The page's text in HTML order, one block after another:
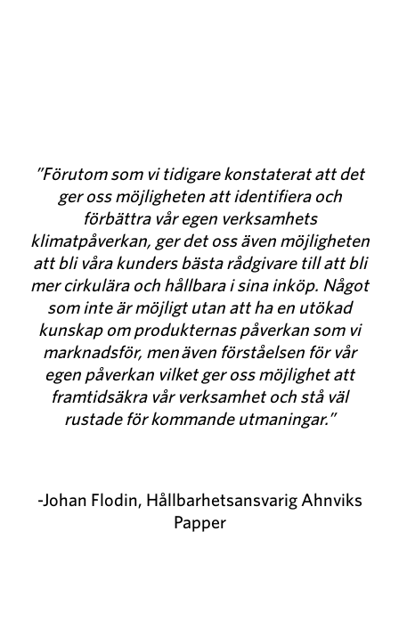
”Förutom som vi tidigare konstaterat att det
ger oss möjligheten att identifiera och
förbättra vår egen verksamhets
klimatpåverkan, ger det oss även möjligheten
att bli våra kunders bästa rådgivare till att bli
mer cirkulära och hållbara i sina inköp. Något
som inte är möjligt utan att ha en utökad
kunskap om produkternas påverkan som vi
marknadsför, men även förståelsen för vår
egen påverkan vilket ger oss möjlighet att
framtidsäkra vår verksamhet och stå väl
rustade för kommande utmaningar.”
-Johan Flodin, Hållbarhetsansvarig Ahnviks
Papper